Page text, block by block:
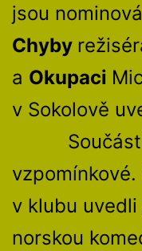
jsou
Chyby
a Okupaci
v Sokolově
Součástí
v klubu uvedli
norskou